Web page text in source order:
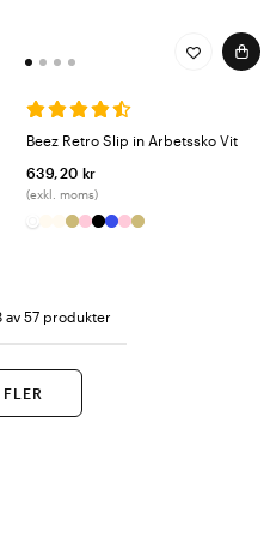
Beez Retro Slip in Arbetssko Vit
639,20 kr
(exkl. moms)
av 57 produkter